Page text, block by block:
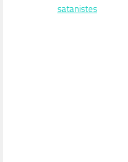
satanistes